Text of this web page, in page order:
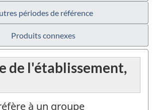
périodes de référence
Produits connexes
de l'établissement,
à un groupe